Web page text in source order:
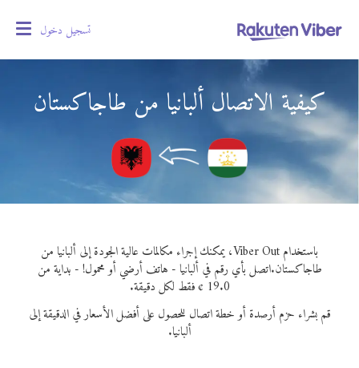
تسجيل دخول
كيفية الاتصال ألبانيا من طاجاكستان
باستخدام Viber Out، يمكنك إجراء مكالمات عالية الجودة إلى ألبانيا من
طاجاكستان.اتصل بأي رقم في ألبانيا - هاتف أرضي أو محمول! - بداية من
19.0 ¢ فقط لكل دقيقة.
قم بشراء حزم أرصدة أو خطة اتصال للحصول على أفضل الأسعار في الدقيقة إلى
ألبانيا.